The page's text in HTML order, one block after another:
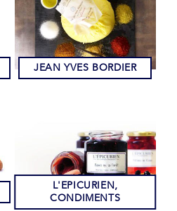
JEAN YVES BORDIER
L'EPICURIEN,
CONDIMENTS